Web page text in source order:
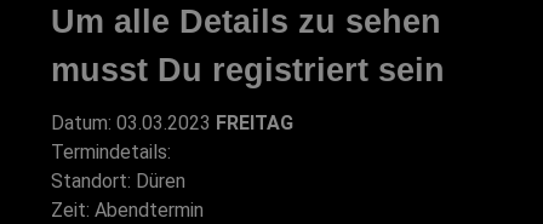
Um alle Details zu sehen
musst Du registriert sein
Datum: 03.03.2023 FREITAG
Termindetails:
Standort: Düren
Zeit: Abendtermin